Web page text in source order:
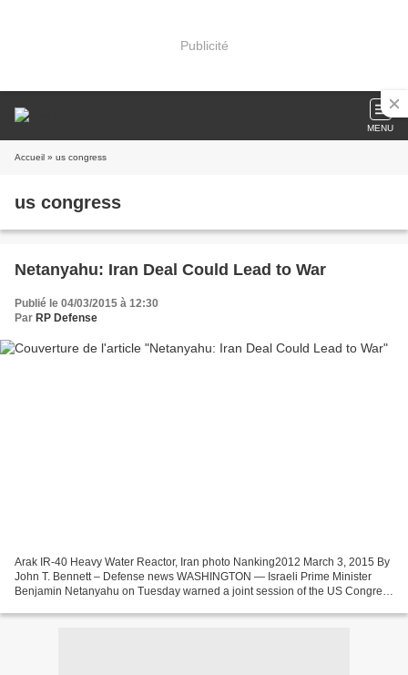
Publicité
MENU
Accueil » us congress
us congress
Netanyahu: Iran Deal Could Lead to War
Publié le 04/03/2015 à 12:30
Par RP Defense
Arak IR-40 Heavy Water Reactor, Iran photo Nanking2012 March 3, 2015 By
John T. Bennett – Defense news WASHINGTON — Israeli Prime Minister
Benjamin Netanyahu on Tuesday warned a joint session of the US Congress